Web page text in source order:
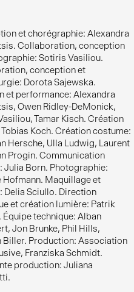
et chorégraphie: Alexandra
Collaboration, conception
Sotiris Vasiliou.
conception et
Dorota Sajewska.
et performance: Alexandra
Owen Ridley-DeMonick,
Tamar Kisch. Création
Koch. Création costume:
Hersche, Ulla Ludwig, Laurent
Progin. Communication
Julia Born. Photographie:
Hofmann. Maquillage et
Delia Sciullo. Direction
et création lumière: Patrik
Équipe technique: Alban
Jon Brunke, Phil Hills,
Biller. Production: Association
Franziska Schmidt.
production: Juliana